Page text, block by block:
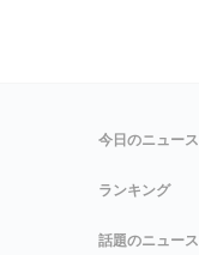
今日のニュース
ランキング
話題のニュース